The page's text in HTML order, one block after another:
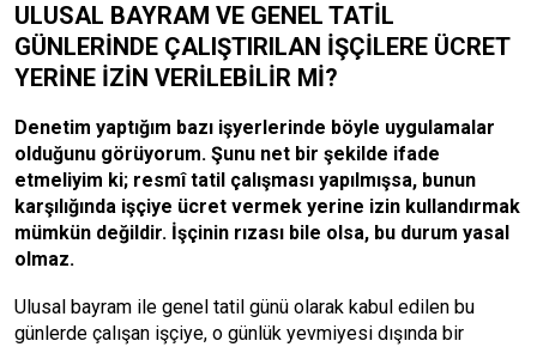
ULUSAL BAYRAM VE GENEL TATİL
GÜNLERİNDE ÇALIŞTIRILAN İŞÇİLERE ÜCRET
YERİNE İZİN VERİLEBİLİR Mİ?
Denetim yaptığım bazı işyerlerinde böyle uygulamalar
olduğunu görüyorum. Şunu net bir şekilde ifade
etmeliyim ki; resmî tatil çalışması yapılmışsa, bunun
karşılığında işçiye ücret vermek yerine izin kullandırmak
mümkün değildir. İşçinin rızası bile olsa, bu durum yasal
olmaz.
Ulusal bayram ile genel tatil günü olarak kabul edilen bu
günlerde çalışan işçiye, o günlük yevmiyesi dışında bir